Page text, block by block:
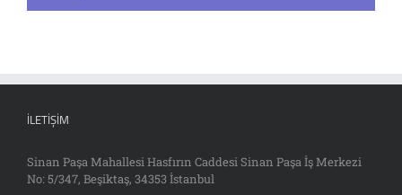
İLETIŞIM
Sinan Paşa Mahallesi Hasfırın Caddesi Sinan Paşa İş Merkezi
No: 5/347, Beşiktaş, 34353 İstanbul